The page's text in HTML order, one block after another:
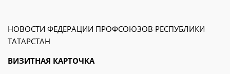
НОВОСТИ ФЕДЕРАЦИИ ПРОФСОЮЗОВ РЕСПУБЛИКИ
ТАТАРСТАН
ВИЗИТНАЯ КАРТОЧКА